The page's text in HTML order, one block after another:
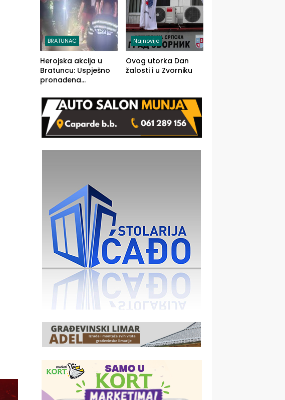
BRATUNAC
Herojska akcija u
Bratuncu: Uspješno
pronađena
a Ivanka Lazić,
rodom iz Kravice.
Najnovije
Ovog utorka Dan
žalosti i u Zvorniku